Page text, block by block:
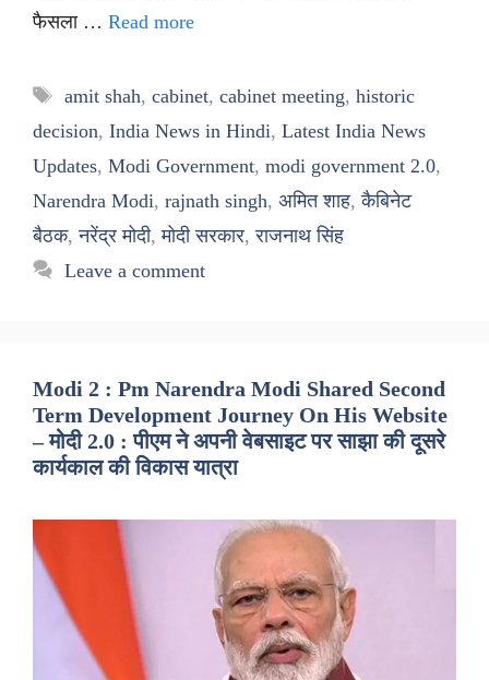
फैसला … Read more
Tags
amit shah, cabinet, cabinet meeting, historic
decision, India News in Hindi, Latest India News
Updates, Modi Government, modi government 2.0,
Narendra Modi, rajnath singh, अमित शाह,कैबिनेट
बैठक,नरेंद्र मोदी,मोदी सरकार,राजनाथ सिंह
Leave a comment
Modi 2 : Pm Narendra Modi Shared Second
Term Development Journey On His Website
– मोदी 2.0 : पीएम ने अपनी वेबसाइट पर साझा की दूसरे
कार्यकाल की विकास यात्रा